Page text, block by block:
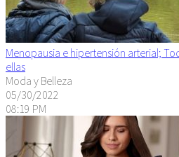
Menopausia e hipertensión arterial;
ellas
Moda y Belleza
05/30/2022
08:19 PM